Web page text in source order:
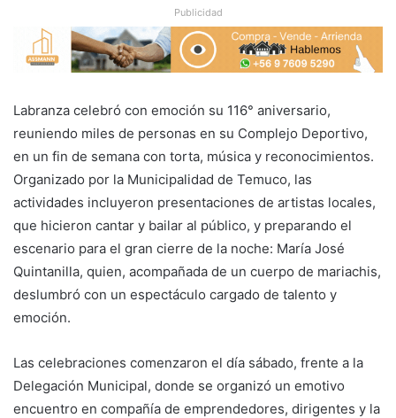
Publicidad
Labranza celebró con emoción su 116° aniversario,
reuniendo miles de personas en su Complejo Deportivo,
en un fin de semana con torta, música y reconocimientos.
Organizado por la Municipalidad de Temuco, las
actividades incluyeron presentaciones de artistas locales,
que hicieron cantar y bailar al público, y preparando el
escenario para el gran cierre de la noche: María José
Quintanilla, quien, acompañada de un cuerpo de mariachis,
deslumbró con un espectáculo cargado de talento y
emoción.
Las celebraciones comenzaron el día sábado, frente a la
Delegación Municipal, donde se organizó un emotivo
encuentro en compañía de emprendedores, dirigentes y la